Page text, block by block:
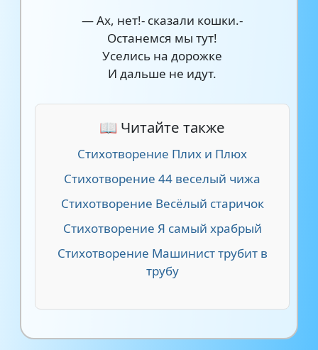
— Ах, нет!- сказали кошки.-
Останемся мы тут!
Уселись на дорожке
И дальше не идут.
📖 Читайте также
Стихотворение Плих и Плюх
Стихотворение 44 веселый чижа
Стихотворение Весёлый старичок
Стихотворение Я самый храбрый
Стихотворение Машинист трубит в
трубу